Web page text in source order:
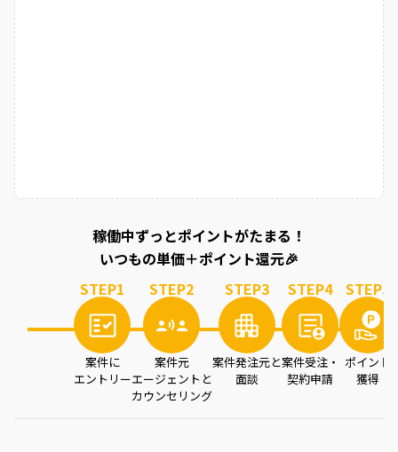
稼働中ずっとポイントがたまる！
いつもの単価＋ポイント還元🎉
STEP1
案件に
エントリー
STEP2
案件元
エージェントと
カウンセリング
STEP3
案件発注元と
面談
STEP4
案件受注・
契約申請
STEP5
ポイント
獲得